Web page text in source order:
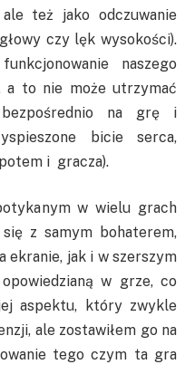
też jako odczuwanie
czy lęk wysokości).
naszego
a to nie może utrzymać
na grę i
bicie serca,
i gracza).
w wielu grach
z samym bohaterem,
ekranie, jak i w szerszym
w grze, co
aspektu, który zwykle
ale zostawiłem go na
tego czym ta gra